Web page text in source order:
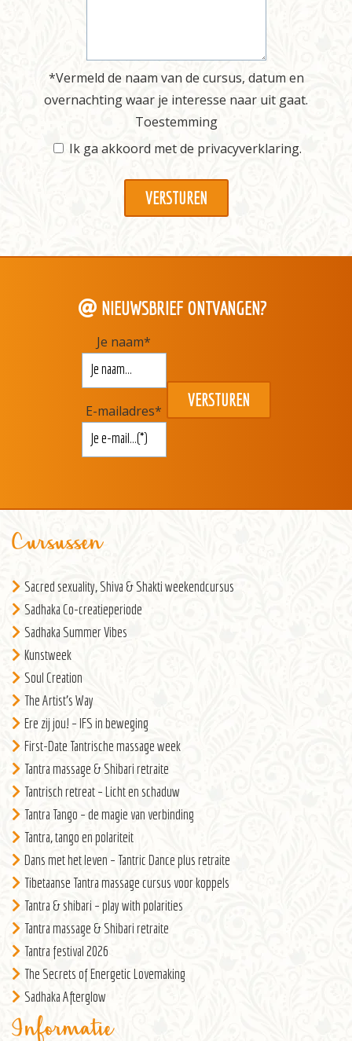
*Vermeld de naam van de cursus, datum en
overnachting waar je interesse naar uit gaat.
Toestemming
Ik ga akkoord met de privacyverklaring.
NIEUWSBRIEF ONTVANGEN?
Je naam*
E-mailadres*
Cursussen
Sacred sexuality, Shiva & Shakti weekendcursus
Sadhaka Co-creatieperiode
Sadhaka Summer Vibes
Kunstweek
Soul Creation
The Artist’s Way
Ere zij jou! – IFS in beweging
First-Date Tantrische massage week
Tantra massage & Shibari retraite
Tantrisch retreat – Licht en schaduw
Tantra Tango – de magie van verbinding
Tantra, tango en polariteit
Dans met het leven – Tantric Dance plus retraite
Tibetaanse Tantra massage cursus voor koppels
Tantra & shibari – play with polarities
Tantra massage & Shibari retraite
Tantra festival 2026
The Secrets of Energetic Lovemaking
Sadhaka Afterglow
Informatie